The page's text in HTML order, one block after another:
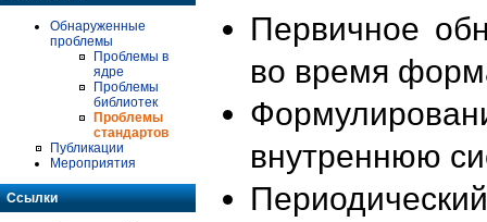
Обнаруженные
проблемы
Проблемы в
ядре
Проблемы
библиотек
Проблемы
стандартов
Публикации
Мероприятия
Ссылки
Первичное
во время
внутреннюю